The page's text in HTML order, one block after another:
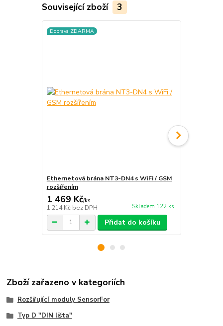
Související zboží 3
Doprava ZDARMA
Ethernetová brána NT3-DN4 s WiFi / GSM
rozšířením
1 469 Kč/ks
1 214 Kč bez DPH Skladem 122 ks
Přidat do košíku
Zboží zařazeno v kategoriích
Rozšiřující moduly SensorFor
Typ D "DIN lišta"